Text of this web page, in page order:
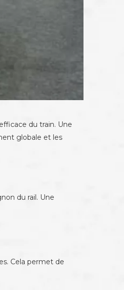
du train. Une
globale et les
du rail. Une
Cela permet de